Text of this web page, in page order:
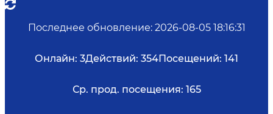
Последнее обновление: 2026-08-05 18:16:31
Онлайн: 3Действий: 354Посещений: 141
Ср. прод. посещения: 165